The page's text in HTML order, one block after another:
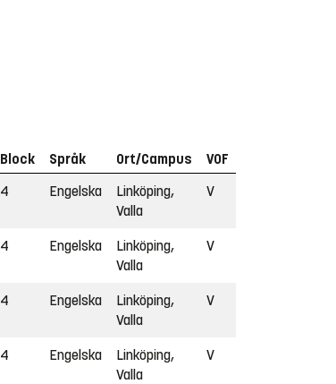
Block Språk Ort/Campus
VOF
4 Engelska
Linköping,
Valla
V
4 Engelska
Linköping,
Valla
V
4 Engelska
Linköping,
Valla
V
4 Engelska
Linköping,
Valla
V